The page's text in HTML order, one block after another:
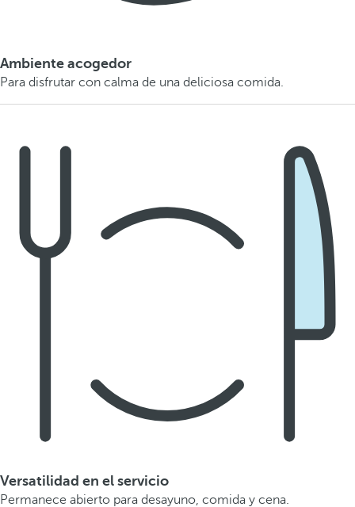
Ambiente acogedor
Para disfrutar con calma de una deliciosa comida.
Versatilidad en el servicio
Permanece abierto para desayuno, comida y cena.